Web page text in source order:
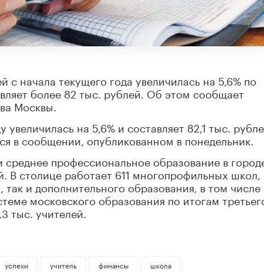
с начала текущего года увеличилась на 5,6% по
более 82 тыс. рублей. Об этом сообщает
Москвы.
увеличилась на 5,6% и составляет 82,1 тыс.
в сообщении, опубликованном в понедельник.
профессиональное образование в
В столице работает 611 многопрофильных школ,
и дополнительного образования, в том
московского образования по итогам
тыс. учителей.
успехи учитель финансы школа